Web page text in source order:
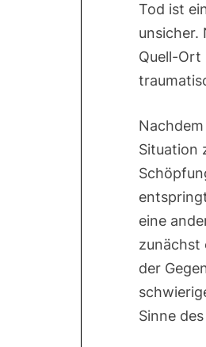
Tod ist
unsicher.
Quell-Ort
Situation
eine
zunächst
der
Sinne